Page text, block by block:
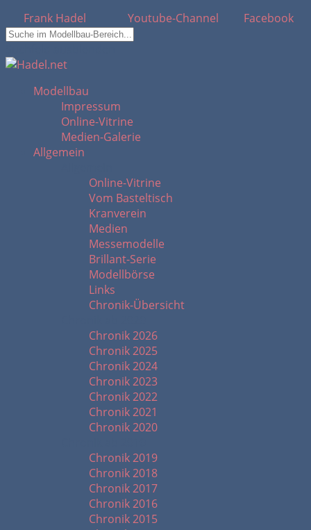
Frank Hadel
Youtube-Channel Facebook
Modellbau
Impressum
Online-Vitrine
Medien-Galerie
Allgemein
Online-Vitrine
Vom Basteltisch
Kranverein
Medien
Messemodelle
Brillant-Serie
Modellbörse
Links
Chronik-Übersicht
Chronik 2026
Chronik 2025
Chronik 2024
Chronik 2023
Chronik 2022
Chronik 2021
Chronik 2020
Chronik 2019
Chronik 2018
Chronik 2017
Chronik 2016
Chronik 2015